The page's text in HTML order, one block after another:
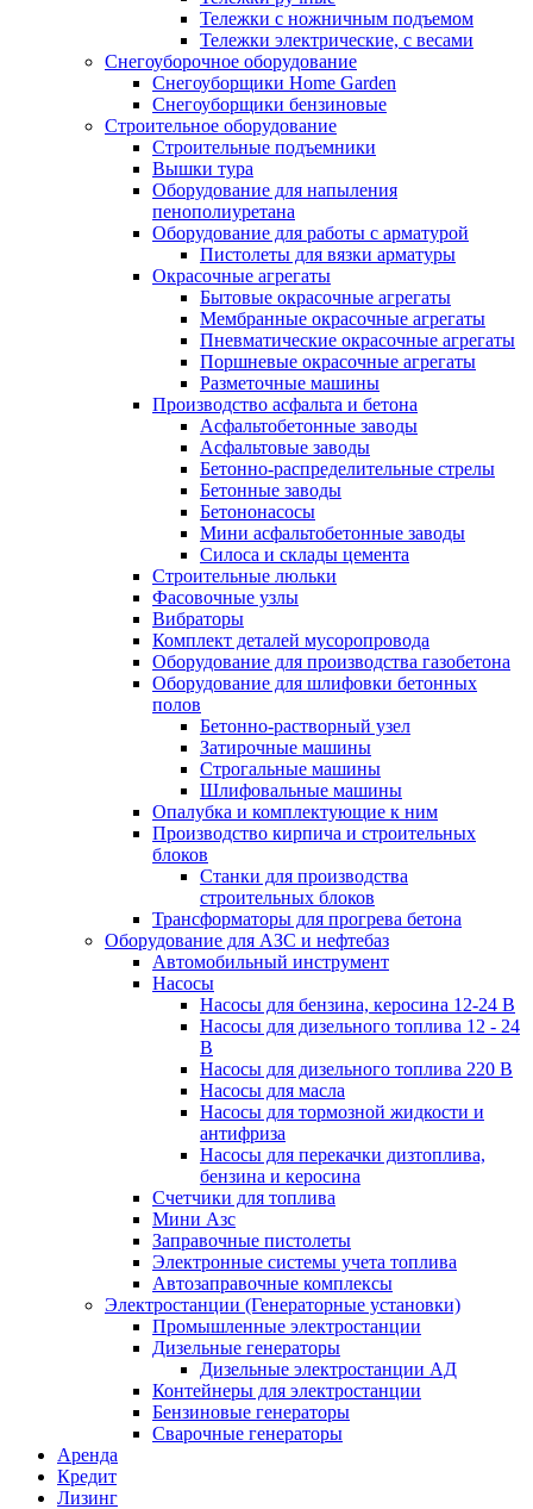
Тележки с ножничным подъемом
Тележки электрические, с весами
Снегоуборочное оборудование
Снегоуборщики Home Garden
Снегоуборщики бензиновые
Строительное оборудование
Cтроительные подъемники
Вышки тура
Оборудование для напыления
пенополиуретана
Оборудование для работы с арматурой
Пистолеты для вязки арматуры
Окрасочные агрегаты
Бытовые окрасочные агрегаты
Мембранные окрасочные агрегаты
Пневматические окрасочные агрегаты
Поршневые окрасочные агрегаты
Разметочные машины
Производство асфальта и бетона
Асфальтобетонные заводы
Асфальтовые заводы
Бетонно-распределительные стрелы
Бетонные заводы
Бетононасосы
Мини асфальтобетонные заводы
Силоса и склады цемента
Строительные люльки
Фасовочные узлы
Вибраторы
Комплект деталей мусоропровода
Оборудование для производства газобетона
Оборудование для шлифовки бетонных
полов
Бетонно-растворный узел
Затирочные машины
Строгальные машины
Шлифовальные машины
Опалубка и комплектующие к ним
Производство кирпича и строительных
блоков
Cтанки для производства
строительных блоков
Трансформаторы для прогрева бетона
Оборудование для АЗС и нефтебаз
Автомобильный инструмент
Насосы
Насосы для бензина, керосина 12-24 В
Насосы для дизельного топлива 12 - 24
В
Насосы для дизельного топлива 220 В
Насосы для масла
Насосы для тормозной жидкости и
антифриза
Насосы для перекачки дизтоплива,
бензина и керосина
Счетчики для топлива
Мини Азс
Заправочные пистолеты
Электронные системы учета топлива
Автозаправочные комплексы
Электростанции (Генераторные установки)
Промышленные электростанции
Дизельные генераторы
Дизельные электростанции АД
Контейнеры для электростанции
Бензиновые генераторы
Сварочные генераторы
Аренда
Кредит
Лизинг